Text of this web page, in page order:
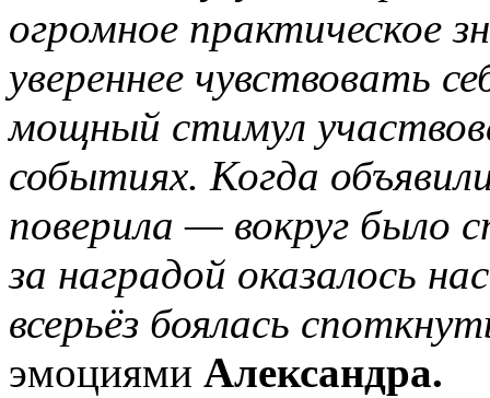
огромное практическое
увереннее чувствовать
мощный стимул
событиях. Когда
поверила — вокруг было
за наградой оказалось
всерьёз боялась
эмоциями Александра.